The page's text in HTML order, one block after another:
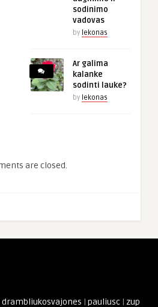
sodinimo
vadovas
by lekonas
Ar galima
kalanke
sodinti lauke?
by lekonas
are closed.
drambliukosvajones | pauliusc | zup